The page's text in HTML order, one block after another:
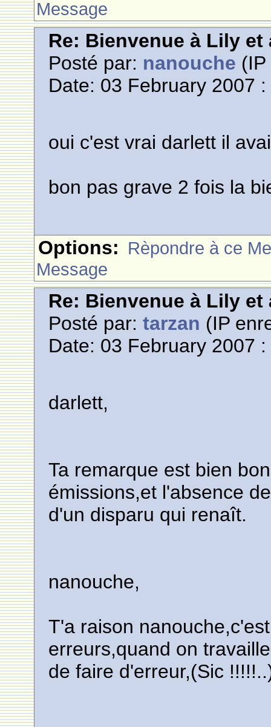
Message
Re: Bienvenue à Lily et
Posté par: nanouche
Date: 03 February 2007 :
oui c'est vrai darlett il
bon pas grave 2 fois la
Options: Rèpondre à ce
Message
Re: Bienvenue à Lily et
Posté par:tarzan (IP
Date: 03 February 2007
darlett,
Ta remarque est bien
émissions,et l'absence
d'un disparu qui renaît.
nanouche,
T'a raison
erreurs,quand on
de faire d'erreur,(Sic